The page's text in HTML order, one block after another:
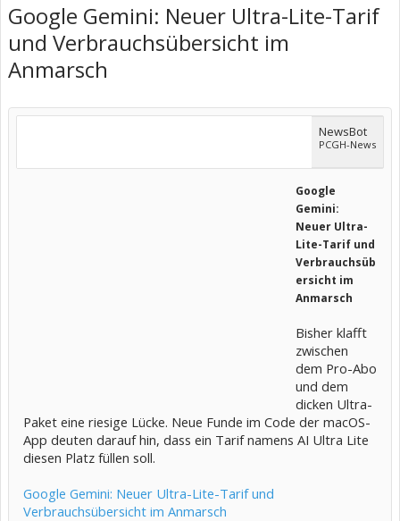
Google Gemini: Neuer Ultra-Lite-Tarif
und Verbrauchsübersicht im
Anmarsch
NewsBot
PCGH-News
Google
Gemini:
Neuer Ultra-
Lite-Tarif und
Verbrauchsüb
ersicht im
Anmarsch
Bisher klafft
zwischen
dem Pro-Abo
und dem
dicken Ultra-
Paket eine riesige Lücke. Neue Funde im Code der macOS-
App deuten darauf hin, dass ein Tarif namens AI Ultra Lite
diesen Platz füllen soll.
Google Gemini: Neuer Ultra-Lite-Tarif und
Verbrauchsübersicht im Anmarsch